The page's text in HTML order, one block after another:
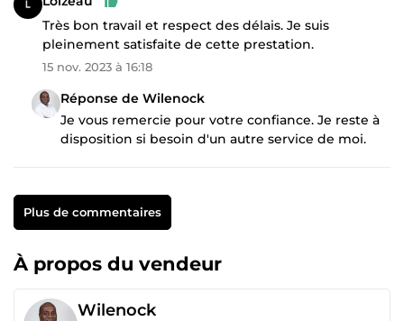
Très bon travail et respect des délais. Je suis
pleinement satisfaite de cette prestation.
15 nov. 2023 à 16:18
Réponse de Wilenock
Je vous remercie pour votre confiance. Je reste à
disposition si besoin d'un autre service de moi.
Plus de commentaires
À propos du vendeur
Wilenock